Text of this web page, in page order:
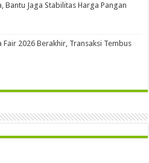
Bantu Jaga Stabilitas Harga Pangan
Fair 2026 Berakhir, Transaksi Tembus